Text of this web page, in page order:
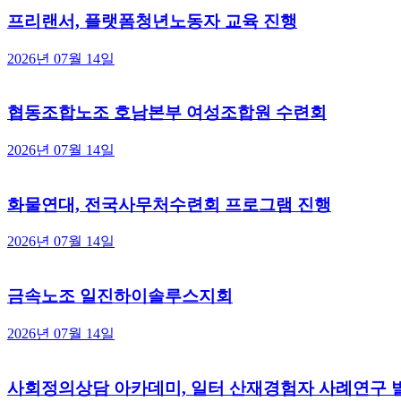
프리랜서, 플랫폼청년노동자 교육 진행
2026년 07월 14일
협동조합노조 호남본부 여성조합원 수련회
2026년 07월 14일
화물연대, 전국사무처수련회 프로그램 진행
2026년 07월 14일
금속노조 일진하이솔루스지회
2026년 07월 14일
사회정의상담 아카데미, 일터 산재경험자 사례연구
신청구분